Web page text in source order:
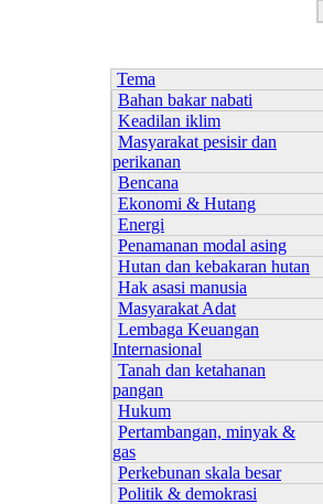
Tema
Bahan bakar nabati
Keadilan iklim
Masyarakat pesisir dan
perikanan
Bencana
Ekonomi & Hutang
Energi
Penamanan modal asing
Hutan dan kebakaran hutan
Hak asasi manusia
Masyarakat Adat
Lembaga Keuangan
Internasional
Tanah dan ketahanan
pangan
Hukum
Pertambangan, minyak &
gas
Perkebunan skala besar
Politik & demokrasi